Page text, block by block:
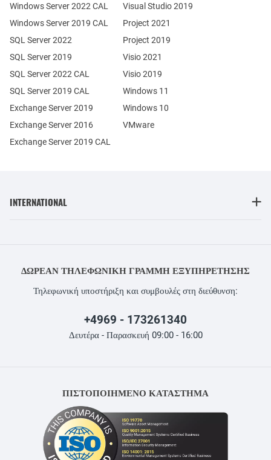
Exchange Server 2019
Exchange Server 2016
SQL Server 2022
SQL Server 2019
Windows Server 2022 CAL
Windows Server 2019 CAL
SQL Server 2022 CAL
SQL Server 2019 CAL
Exchange Server 2019 CAL
Visual Studio 2019
Project 2021
Project 2019
Visio 2021
Visio 2019
Windows 11
Windows 10
VMware
INTERNATIONAL
ΔΩΡΕΆΝ ΤΗΛΕΦΩΝΙΚΉ ΓΡΑΜΜΉ ΕΞΥΠΗΡΈΤΗΣΗΣ
Τηλεφωνική υποστήριξη και συμβουλές στη διεύθυνση:
+4969 - 173261340
Δευτέρα - Παρασκευή 09:00 - 16:00
ΠΙΣΤΟΠΟΙΗΜΕΝΟ ΚΑΤΑΣΤΗΜΑ